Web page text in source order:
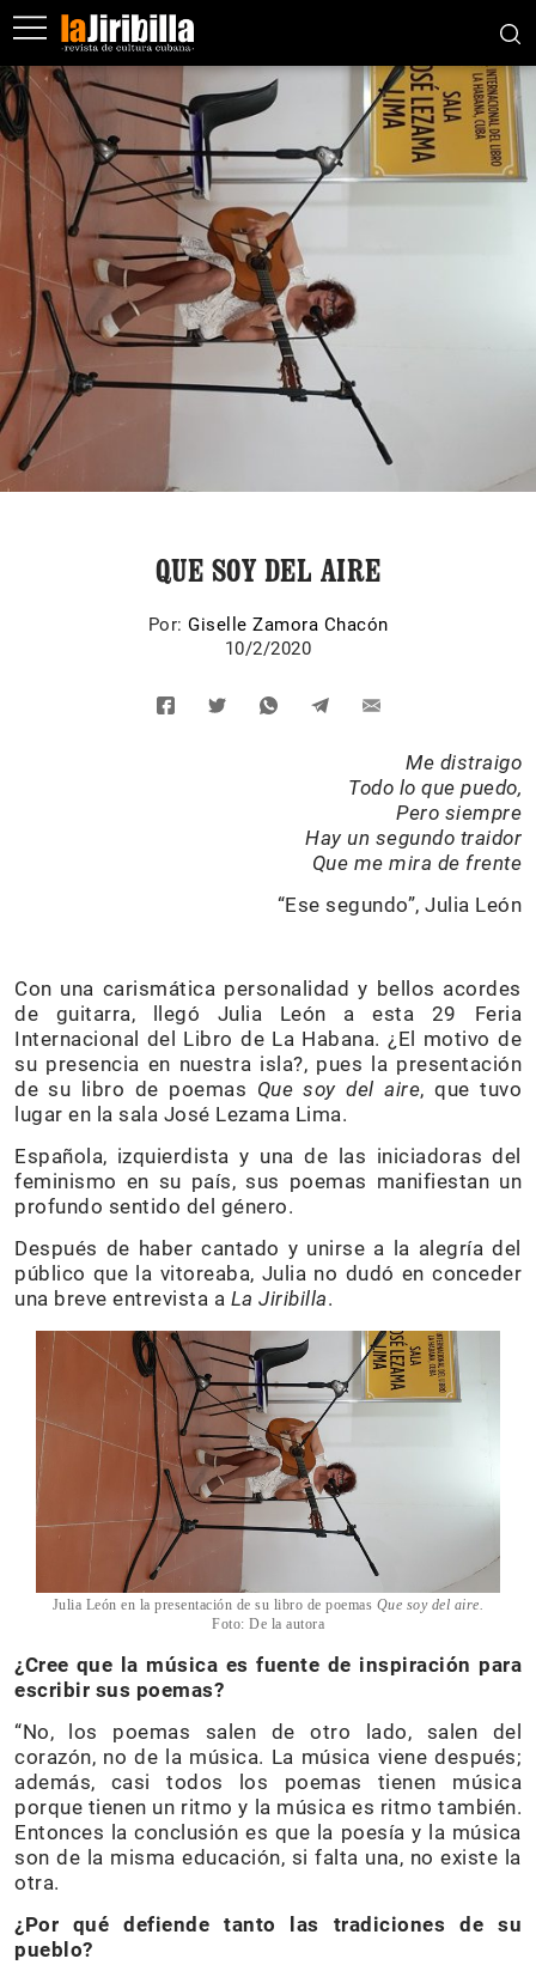
QUE SOY DEL AIRE
Por: Giselle Zamora Chacón
10/2/2020
Me distraigo
Todo lo que puedo,
Pero siempre
Hay un segundo traidor
Que me mira de frente
“Ese segundo”, Julia León
Con una carismática personalidad y bellos acordes
de guitarra, llegó Julia León a esta 29 Feria
Internacional del Libro de La Habana. ¿El motivo de
su presencia en nuestra isla?, pues la presentación
de su libro de poemas Que soy del aire, que tuvo
lugar en la sala José Lezama Lima.
Española, izquierdista y una de las iniciadoras del
feminismo en su país, sus poemas manifiestan un
profundo sentido del género.
Después de haber cantado y unirse a la alegría del
público que la vitoreaba, Julia no dudó en conceder
una breve entrevista a La Jiribilla.
Julia León en la presentación de su libro de poemas Que soy del aire.
Foto: De la autora
¿Cree que la música es fuente de inspiración para
escribir sus poemas?
“No, los poemas salen de otro lado, salen del
corazón, no de la música. La música viene después;
además, casi todos los poemas tienen música
porque tienen un ritmo y la música es ritmo también.
Entonces la conclusión es que la poesía y la música
son de la misma educación, si falta una, no existe la
otra.
¿Por qué defiende tanto las tradiciones de su
pueblo?